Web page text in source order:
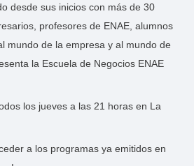
desde sus inicios con más de 30
profesores de ENAE, alumnos
mundo de la empresa y al mundo de
la Escuela de Negocios ENAE
los jueves a las 21 horas en La
a los programas ya emitidos en